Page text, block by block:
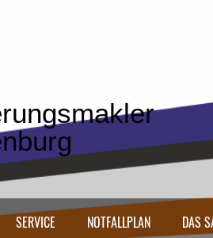
SERVICE NOTFALLPLAN DAS